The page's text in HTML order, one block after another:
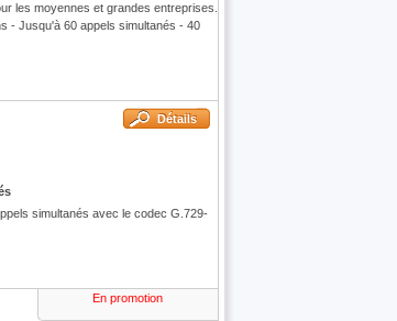
les moyennes et grandes entreprises.
- Jusqu'à 60 appels simultanés - 40
Détails
simultanés avec le codec G.729-
En promotion